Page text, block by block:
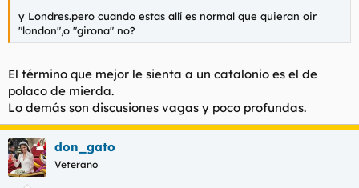
y Londres.pero cuando estas allí es normal que quieran oir
"london",o "girona" no?
El término que mejor le sienta a un catalonio es el de
polaco de mierda.
Lo demás son discusiones vagas y poco profundas.
don_gato
Veterano